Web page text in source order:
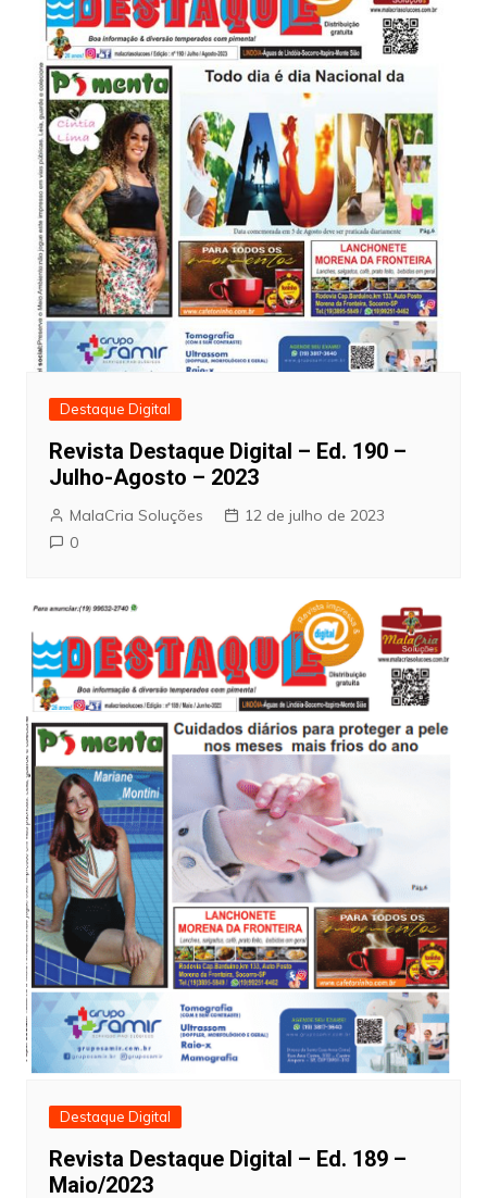
Destaque Digital
Revista Destaque Digital – Ed. 190 –
Julho-Agosto – 2023
MalaCria Soluções
12 de julho de 2023
0
Destaque Digital
Revista Destaque Digital – Ed. 189 –
Maio/2023